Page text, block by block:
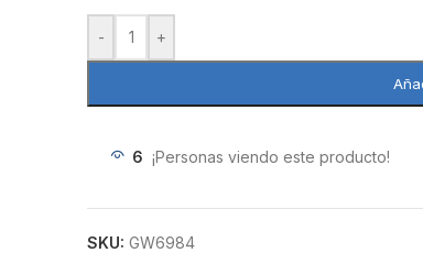
- +
6 ¡Personas viendo este producto!
SKU: GW6984